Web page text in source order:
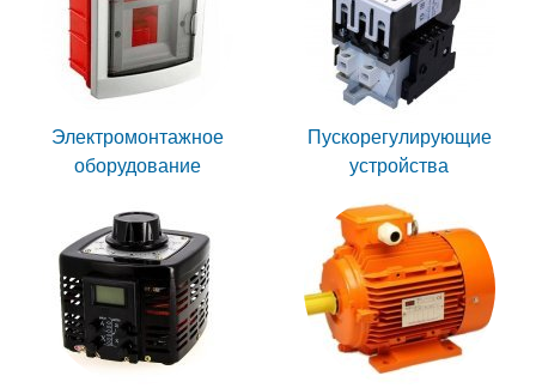
Электромонтажное
оборудование
Пускорегулирующие
устройства